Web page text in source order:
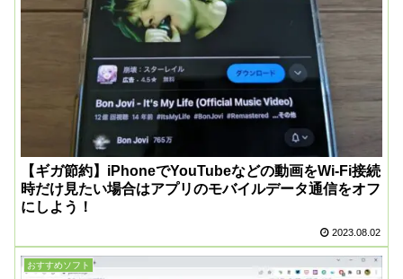
【ギガ節約】iPhoneでYouTubeなどの動画をWi-Fi接続
時だけ見たい場合はアプリのモバイルデータ通信をオフ
にしよう！
2023.08.02
おすすめソフト